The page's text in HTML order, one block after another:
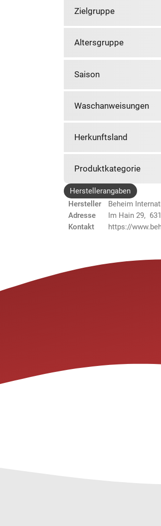
Zielgruppe
Altersgruppe
Saison
Waschanweisungen
Herkunftsland
Produktkategorie
Herstellerangaben
Hersteller
Beheim
Adresse
Im Hain 29,
Kontakt
https://